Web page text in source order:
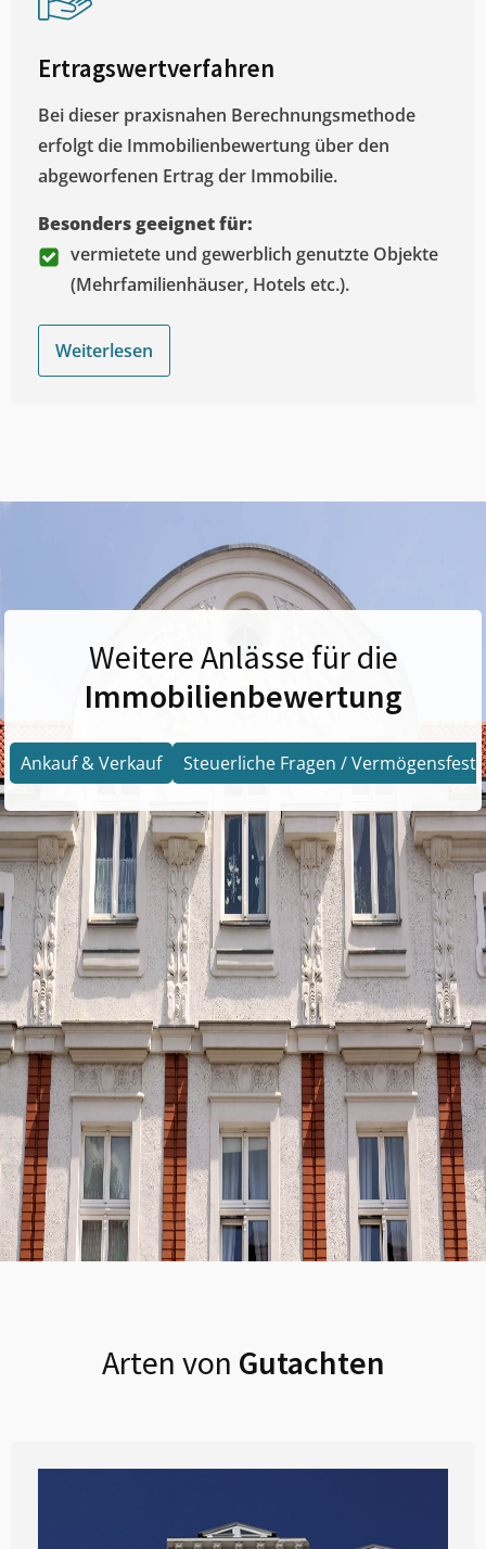
Ertragswertverfahren
Bei dieser praxisnahen Berechnungsmethode
erfolgt die Immobilienbewertung über den
abgeworfenen Ertrag der Immobilie.
Besonders geeignet für:
vermietete und gewerblich genutzte Objekte
(Mehrfamilienhäuser, Hotels etc.).
Weiterlesen
Weitere Anlässe für die
Immobilienbewertung
Ankauf & Verkauf Steuerliche Fragen /
Arten von Gutachten